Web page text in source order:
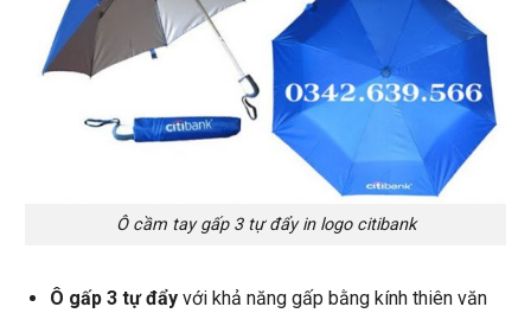
Ô cầm tay gấp 3 tự đẩy in logo citibank
Ô gấp 3 tự đẩyvới khả năng gấp bằng kính thiên văn